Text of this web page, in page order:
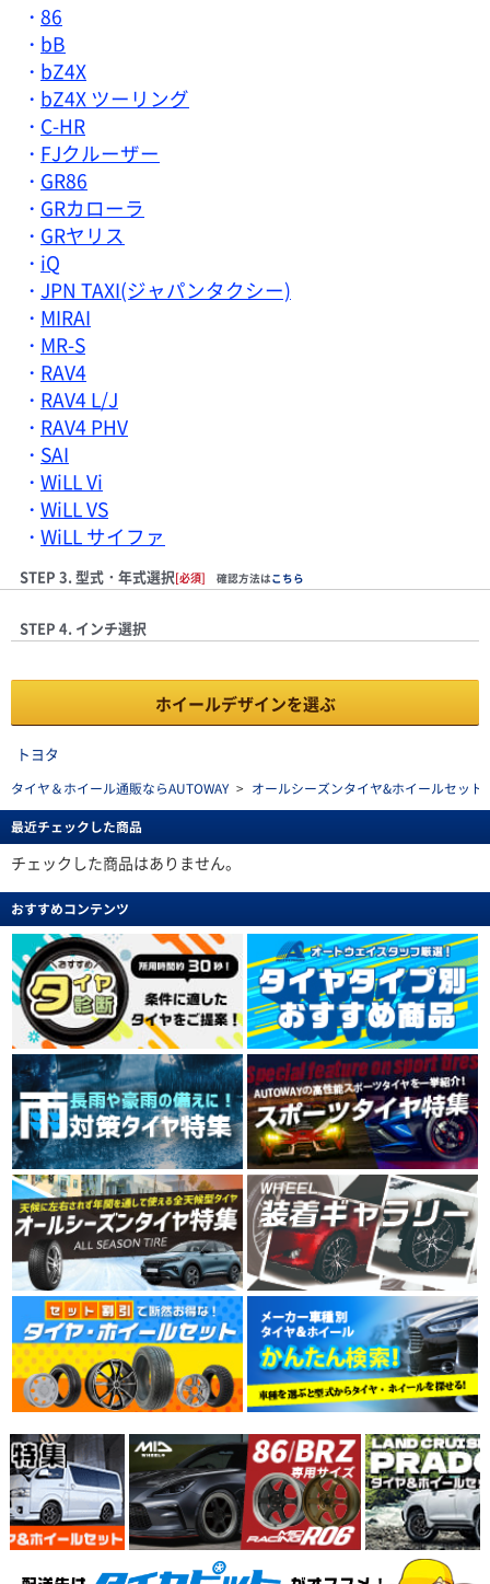
86
bB
bZ4X
bZ4X ツーリング
C-HR
FJクルーザー
GR86
GRカローラ
GRヤリス
iQ
JPN TAXI(ジャパンタクシー)
MIRAI
MR-S
RAV4
RAV4 L/J
RAV4 PHV
SAI
WiLL Vi
WiLL VS
WiLL サイファ
STEP 3. 型式・年式選択[必須] 確認方法はこちら
STEP 4. インチ選択
ホイールデザインを選ぶ
トヨタ
タイヤ＆ホイール通販ならAUTOWAY > オールシーズンタイヤ&ホイールセッ
最近チェックした商品
チェックした商品はありません。
おすすめコンテンツ